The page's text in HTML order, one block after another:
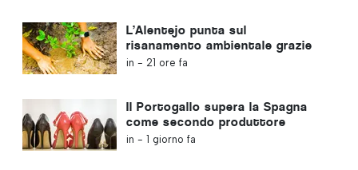
L’Alentejo punta sul
risanamento ambientale grazie
ai fondi europei
in - 21 ore fa
Il Portogallo supera la Spagna
come secondo produttore
europeo di calzature
in - 1 giorno fa